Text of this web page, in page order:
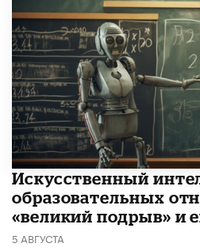
​Искусственный
образовательных
«великий подрыв» и
5 АВГУСТА